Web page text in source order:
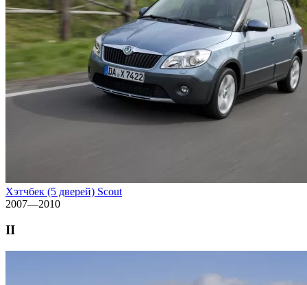
Хэтчбек (5 дверей) Scout
2007—2010
II